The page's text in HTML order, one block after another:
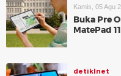
Kamis, 05 Agu
Buka Pre
MatePad
detikInet